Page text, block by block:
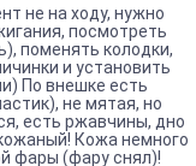
не на ходу, нужно
посмотреть
поменять колодки,
и установить
По внешке есть
не мятая, но
есть ржавчины, дно
Кожа немного
фары (фару снял)!